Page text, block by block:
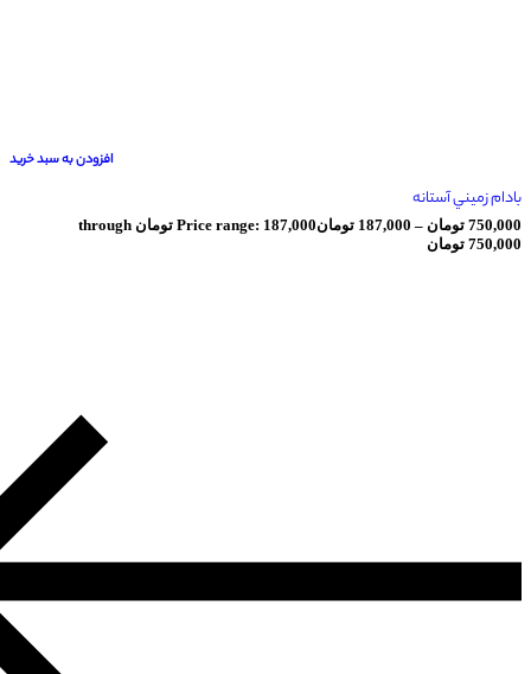
افزودن به سبد خرید
–
187,000 تومان Price range: 187,000 تومان through